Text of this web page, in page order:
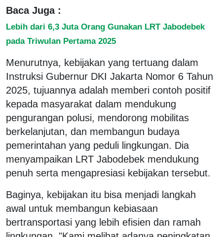
Baca Juga :
Lebih dari 6,3 Juta Orang Gunakan LRT Jabodebek
pada Triwulan Pertama 2025
Menurutnya, kebijakan yang tertuang dalam
Instruksi Gubernur DKI Jakarta Nomor 6 Tahun
2025, tujuannya adalah memberi contoh positif
kepada masyarakat dalam mendukung
pengurangan polusi, mendorong mobilitas
berkelanjutan, dan membangun budaya
pemerintahan yang peduli lingkungan. Dia
menyampaikan LRT Jabodebek mendukung
penuh serta mengapresiasi kebijakan tersebut.
Baginya, kebijakan itu bisa menjadi langkah
awal untuk membangun kebiasaan
bertransportasi yang lebih efisien dan ramah